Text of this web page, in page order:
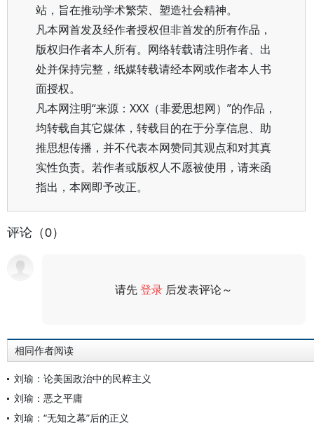
站，旨在推动学术繁荣、塑造社会精神。
凡本网首发及经作者授权但非首发的所有作品，
版权归作者本人所有。网络转载请注明作者、出
处并保持完整，纸媒转载请经本网或作者本人书
面授权。
凡本网注明“来源：XXX（非爱思想网）”的作品，
均转载自其它媒体，转载目的在于分享信息、助
推思想传播，并不代表本网赞同其观点和对其真
实性负责。若作者或版权人不愿被使用，请来函
指出，本网即予改正。
评论（0）
请先登录 后发表评论～
相同作者阅读
刘瑜：论美国政治中的民粹主义
刘瑜：恶之平庸
刘瑜：“无知之幕”后的正义